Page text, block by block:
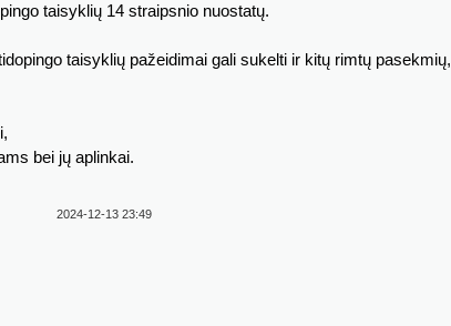
taisyklių 14 straipsnio nuostatų.
taisyklių pažeidimai gali sukelti ir kitų rimtų pasekmių,
bei jų aplinkai.
2024-12-13 23:49